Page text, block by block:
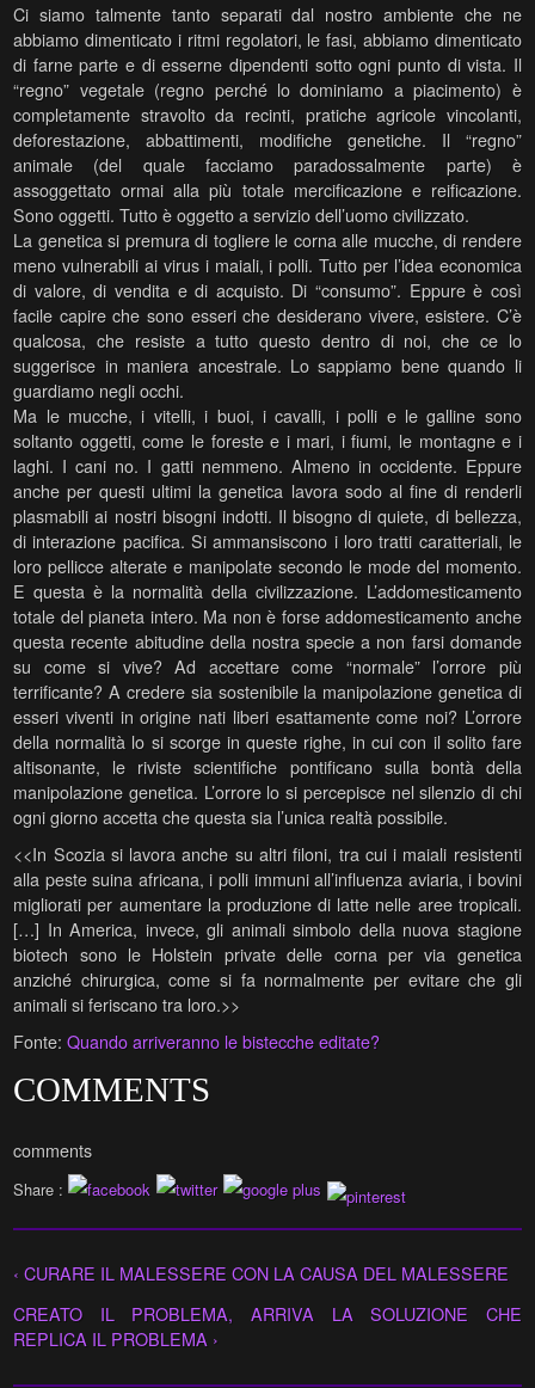
Ci siamo talmente tanto separati dal nostro ambiente che ne
abbiamo dimenticato i ritmi regolatori, le fasi, abbiamo dimenticato
di farne parte e di esserne dipendenti sotto ogni punto di vista. Il
“regno” vegetale (regno perché lo dominiamo a piacimento) è
completamente stravolto da recinti, pratiche agricole vincolanti,
deforestazione, abbattimenti, modifiche genetiche. Il “regno”
animale (del quale facciamo paradossalmente parte) è
assoggettato ormai alla più totale mercificazione e reificazione.
Sono oggetti. Tutto è oggetto a servizio dell’uomo civilizzato.
La genetica si premura di togliere le corna alle mucche, di rendere
meno vulnerabili ai virus i maiali, i polli. Tutto per l’idea economica
di valore, di vendita e di acquisto. Di “consumo”. Eppure è così
facile capire che sono esseri che desiderano vivere, esistere. C’è
qualcosa, che resiste a tutto questo dentro di noi, che ce lo
suggerisce in maniera ancestrale. Lo sappiamo bene quando li
guardiamo negli occhi.
Ma le mucche, i vitelli, i buoi, i cavalli, i polli e le galline sono
soltanto oggetti, come le foreste e i mari, i fiumi, le montagne e i
laghi. I cani no. I gatti nemmeno. Almeno in occidente. Eppure
anche per questi ultimi la genetica lavora sodo al fine di renderli
plasmabili ai nostri bisogni indotti. Il bisogno di quiete, di bellezza,
di interazione pacifica. Si ammansiscono i loro tratti caratteriali, le
loro pellicce alterate e manipolate secondo le mode del momento.
E questa è la normalità della civilizzazione. L’addomesticamento
totale del pianeta intero. Ma non è forse addomesticamento anche
questa recente abitudine della nostra specie a non farsi domande
su come si vive? Ad accettare come “normale” l’orrore più
terrificante? A credere sia sostenibile la manipolazione genetica di
esseri viventi in origine nati liberi esattamente come noi? L’orrore
della normalità lo si scorge in queste righe, in cui con il solito fare
altisonante, le riviste scientifiche pontificano sulla bontà della
manipolazione genetica. L’orrore lo si percepisce nel silenzio di chi
ogni giorno accetta che questa sia l’unica realtà possibile.
<<In Scozia si lavora anche su altri filoni, tra cui i maiali resistenti
alla peste suina africana, i polli immuni all’influenza aviaria, i bovini
migliorati per aumentare la produzione di latte nelle aree tropicali.
[…] In America, invece, gli animali simbolo della nuova stagione
biotech sono le Holstein private delle corna per via genetica
anziché chirurgica, come si fa normalmente per evitare che gli
animali si feriscano tra loro.>>
Fonte:Quando arriveranno le bistecche editate?
COMMENTS
comments
Share :
‹ CURARE IL MALESSERE CON LA CAUSA DEL MALESSERE
CREATO IL PROBLEMA, ARRIVA LA SOLUZIONE CHE
REPLICA IL PROBLEMA ›